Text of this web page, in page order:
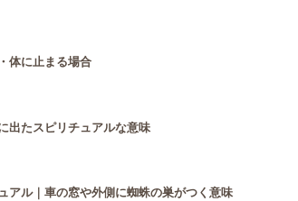
体に止まる場合
出たスピリチュアルな意味
アル｜車の窓や外側に蜘蛛の巣がつく意味